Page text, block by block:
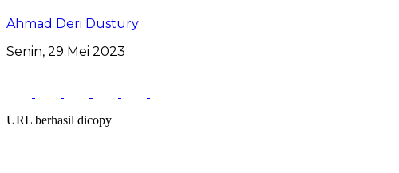
Ahmad Deri Dustury
Senin, 29 Mei 2023
URL berhasil dicopy